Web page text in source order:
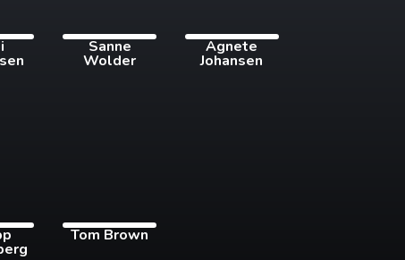
Sanne
Wolder
Agnete
Johansen
Tom Brown